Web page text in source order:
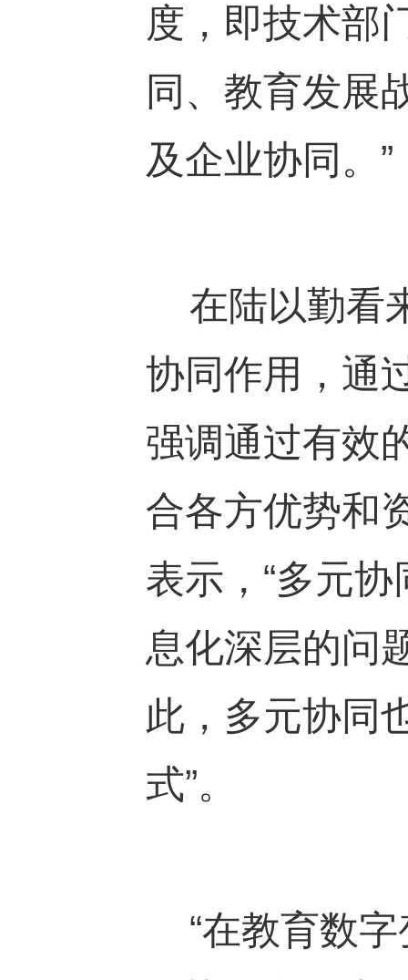
度，即技术部
同、教育发展
及企业协同。”
在陆以勤看
协同作用，通
强调通过有效
合各方优势和
表示，“多元
息化深层的问
此，多元协同
式”。
“在教育数字